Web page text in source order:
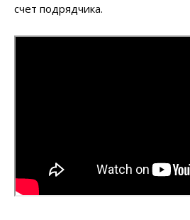
счет подрядчика.